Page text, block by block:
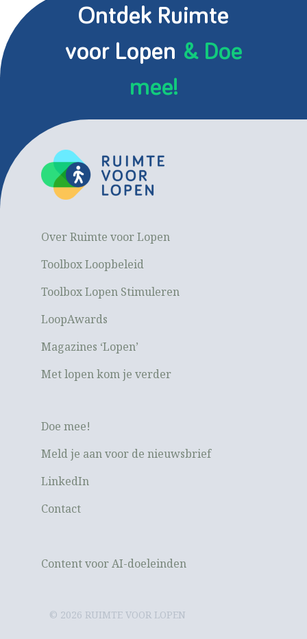
Ontdek Ruimte
voor Lopen & Doe
mee!
Over Ruimte voor Lopen
Toolbox Loopbeleid
Toolbox Lopen Stimuleren
LoopAwards
Magazines ‘Lopen’
Met lopen kom je verder
Doe mee!
Meld je aan voor de nieuwsbrief
LinkedIn
Contact
Content voor AI-doeleinden
© 2026 RUIMTE VOOR LOPEN